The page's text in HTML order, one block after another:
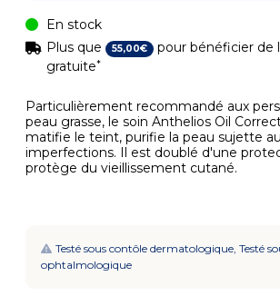
Particulièrement recommandé aux
peau grasse, le soin Anthelios Oil
matifie le teint, purifie la peau sujette
imperfections. Il est doublé d'une
protège du vieillissement cutané.
En stock
Plus que
55,00€ pour bénéficier de
gratuite*
Testé sous contôle dermatologique, Testé
ophtalmologique